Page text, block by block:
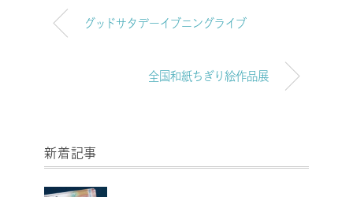
グッドサタデーイブニングライブ
全国和紙ちぎり絵作品展
新着記事